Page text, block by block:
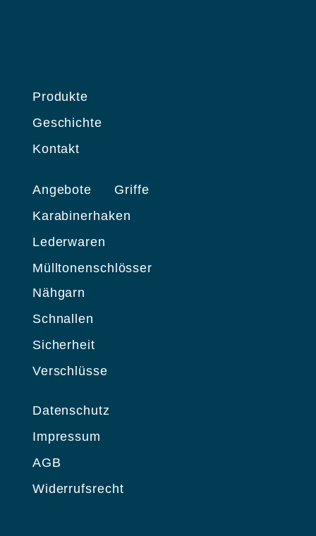
Produkte
Geschichte
Kontakt
Nähgarn
Schnallen
Sicherheit
Verschlüsse
Datenschutz
Impressum
AGB
Widerrufsrecht
Angebote
Griffe
Karabinerhaken
Lederwaren
Mülltonenschlösser